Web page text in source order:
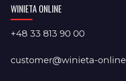
WINIETA ONLINE
+48 33 813 90 00
customer@winieta-